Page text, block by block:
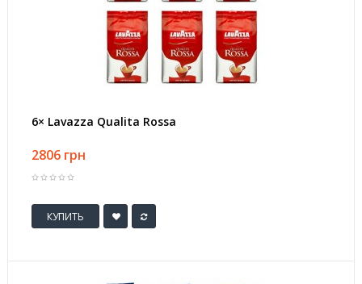
6× Lavazza Qualita Rossa
2806 грн
КУПИТЬ